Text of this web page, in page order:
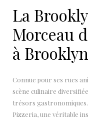
La
Morceau
à Brooklyn
Connue pour ses rues
scène culinaire
trésors
Pizzeria, une véritable